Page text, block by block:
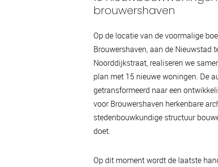
brouwershaven
Op de locatie van de voormalige
Brouwershaven, aan de Nieuwstad
Noorddijkstraat, realiseren we
plan met 15 nieuwe woningen. De
getransformeerd naar een
voor Brouwershaven herkenbare
stedenbouwkundige structuur
doet.
Op dit moment wordt de laatste